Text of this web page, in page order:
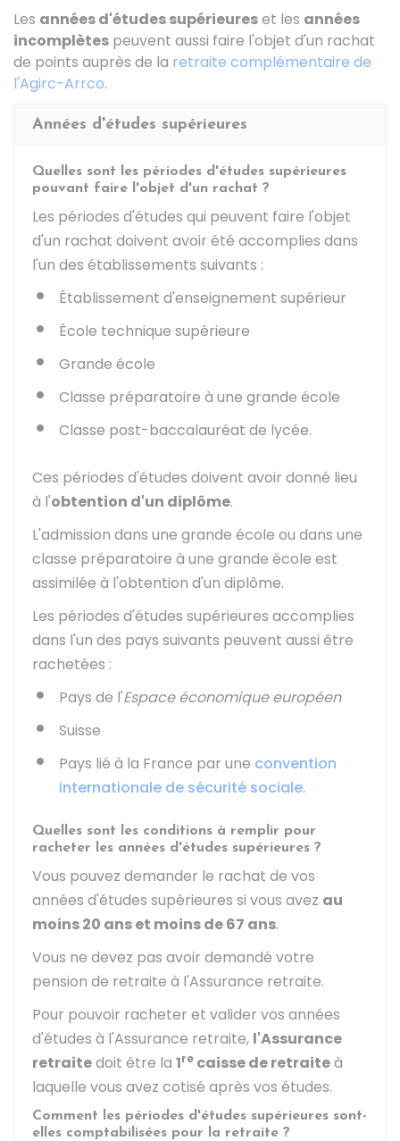
Les années d'études supérieureset les années
incomplètes peuvent aussi faire l'objet d'un rachat
de points auprès de la retraite complémentaire de
l'Agirc-Arrco.
Années d'études supérieures
Quelles sont les périodes d'études supérieures
pouvant faire l'objet d'un rachat ?
Les périodes d'études qui peuvent faire l'objet
d'un rachat doivent avoir été accomplies dans
l'un des établissements suivants :
Établissement d'enseignement supérieur
École technique supérieure
Grande école
Classe préparatoire à une grande école
Classe post-baccalauréat de lycée.
Ces périodes d'études doivent avoir donné lieu
à l'obtention d'un diplôme.
L'admission dans une grande école ou dans une
classe préparatoire à une grande école est
assimilée à l'obtention d'un diplôme.
Les périodes d'études supérieures accomplies
dans l'un des pays suivants peuvent aussi être
rachetées :
Pays de l'Espace économique européen
Suisse
Pays lié à la France par une convention
internationale de sécurité sociale.
Quelles sont les conditions à remplir pour
racheter les années d'études supérieures ?
Vous pouvez demander le rachat de vos
années d'études supérieures si vous avez au
moins 20 ans et moins de 67 ans.
Vous ne devez pas avoir demandé votre
pension de retraite à l'Assurance retraite.
Pour pouvoir racheter et valider vos années
d'études à l'Assurance retraite, l'Assurance
retraitedoit être la 1re caisse de retraiteà
laquelle vous avez cotisé après vos études.
Comment les périodes d'études supérieures sont-
elles comptabilisées pour la retraite ?